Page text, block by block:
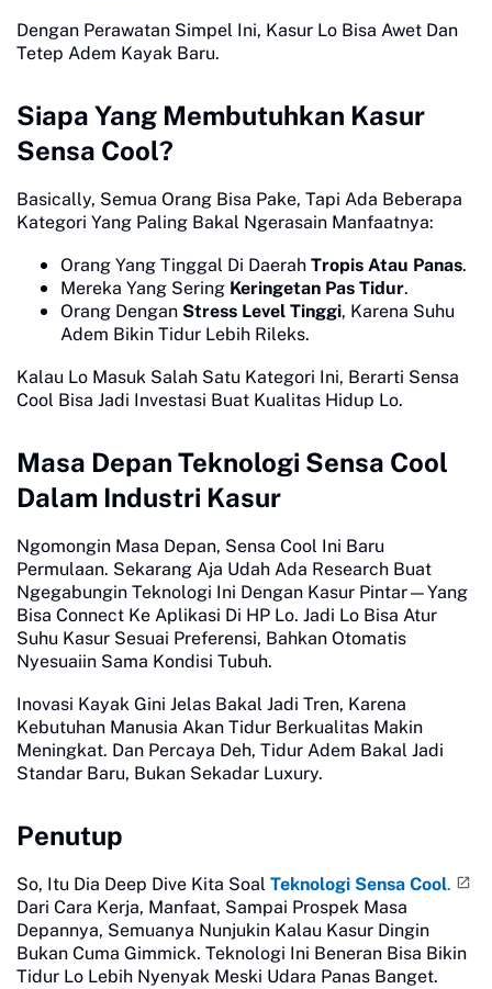
Dengan Perawatan Simpel Ini, Kasur Lo Bisa Awet Dan
Tetep Adem Kayak Baru.
Siapa Yang Membutuhkan Kasur
Sensa Cool?
Basically, Semua Orang Bisa Pake, Tapi Ada Beberapa
Kategori Yang Paling Bakal Ngerasain Manfaatnya:
Orang Yang Tinggal Di Daerah Tropis Atau Panas.
Mereka Yang Sering Keringetan Pas Tidur.
Orang Dengan Stress Level Tinggi, Karena Suhu
Adem Bikin Tidur Lebih Rileks.
Kalau Lo Masuk Salah Satu Kategori Ini, Berarti Sensa
Cool Bisa Jadi Investasi Buat Kualitas Hidup Lo.
Masa Depan Teknologi Sensa Cool
Dalam Industri Kasur
Ngomongin Masa Depan, Sensa Cool Ini Baru
Permulaan. Sekarang Aja Udah Ada Research Buat
Ngegabungin Teknologi Ini Dengan Kasur Pintar—Yang
Bisa Connect Ke Aplikasi Di HP Lo. Jadi Lo Bisa Atur
Suhu Kasur Sesuai Preferensi, Bahkan Otomatis
Nyesuaiin Sama Kondisi Tubuh.
Inovasi Kayak Gini Jelas Bakal Jadi Tren, Karena
Kebutuhan Manusia Akan Tidur Berkualitas Makin
Meningkat. Dan Percaya Deh, Tidur Adem Bakal Jadi
Standar Baru, Bukan Sekadar Luxury.
Penutup
So, Itu Dia Deep Dive Kita Soal Teknologi Sensa Cool.
Dari Cara Kerja, Manfaat, Sampai Prospek Masa
Depannya, Semuanya Nunjukin Kalau Kasur Dingin
Bukan Cuma Gimmick. Teknologi Ini Beneran Bisa Bikin
Tidur Lo Lebih Nyenyak Meski Udara Panas Banget.